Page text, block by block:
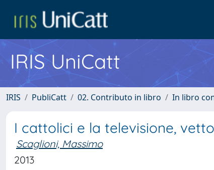
IRIS UniCatt
IRIS PubliCatt 02. Contributo in libro In libro
I cattolici e la televisione,
Scaglioni, Massimo
2013